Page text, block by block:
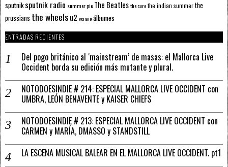
sputnik sputnik radio summer pie The Beatlesthe curethe indian summerthe
prussians the wheelsu2 veranoálbumes
ENTRADAS RECIENTES
Del pogo británico al ‘mainstream’ de masas: el Mallorca Live
Occident borda su edición más mutante y plural.
NOTODOESINDIE # 214: ESPECIAL MALLORCA LIVE OCCIDENT con
UMBRA, LEÓN BENAVENTE y KAISER CHIEFS
NOTODOESINDIE # 213: ESPECIAL MALLORCA LIVE OCCIDENT con
CARMEN y MARÍA, DMASSO y STANDSTILL
LA ESCENA MUSICAL BALEAR EN EL MALLORCA LIVE OCCIDENT. pt1